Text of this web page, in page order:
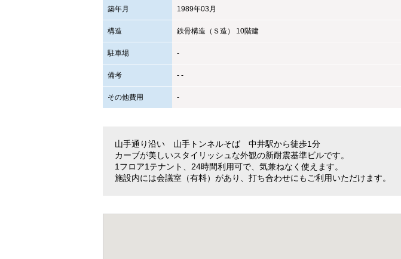
築年月 1989年03月
構造 鉄骨構造（Ｓ造） 10階建
駐車場 -
備考 - -
その他費用 -
山手通り沿い 山手トンネルそば 中井駅から徒歩1分
カーブが美しいスタイリッシュな外観の新耐震基準ビルです。
1フロア1テナント、24時間利用可で、気兼ねなく使えます。
施設内には会議室（有料）があり、打ち合わせにもご利用いただけます。